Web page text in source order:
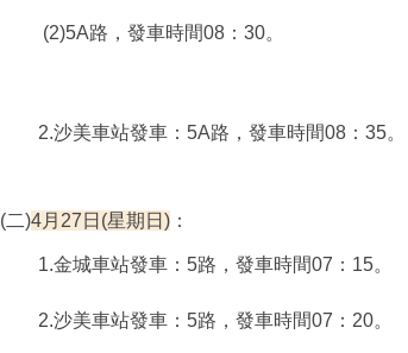
(2)5A路 ， 發車時間08 ：30。
2.沙美車站發車：5A路 ， 發車時間08 ：35。
(二)4月27日(星期日) ：
1.金城車站發車 ： 5路 ， 發車時間07 ： 15。
2.沙美車站發車 ： 5路 ， 發車時間07 ： 20。